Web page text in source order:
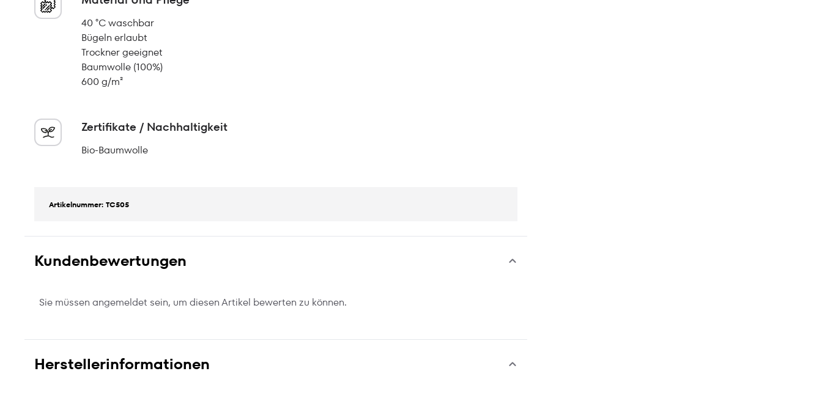
40 °C waschbar
Bügeln erlaubt
Trockner geeignet
Baumwolle (100%)
600 g/m²
Zertifikate / Nachhaltigkeit
Bio-Baumwolle
Artikelnummer: TC505
Kundenbewertungen
Sie müssen angemeldet sein, um diesen Artikel bewerten zu können.
Herstellerinformationen